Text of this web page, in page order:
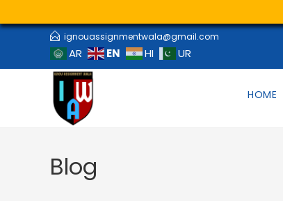
ignouassignmentwala@gmail.com
AR EN HI UR
HOME
Blog